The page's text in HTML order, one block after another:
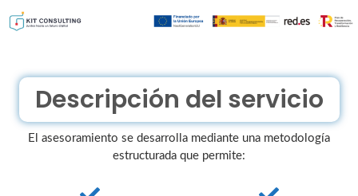
Descripción del servicio
El asesoramiento se desarrolla mediante una metodología
estructurada que permite: